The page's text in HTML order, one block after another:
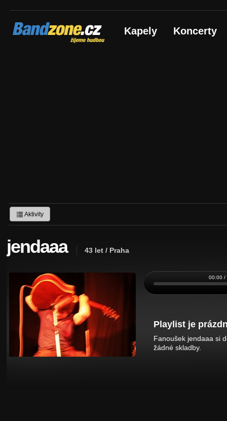
Bandzone.cz
žijeme hudbou Kapely Koncerty
Aktivity
jendaaa 43 let / Praha
00:00 /
Playlist je
Fanoušek jendaaa si
žádné skladby.